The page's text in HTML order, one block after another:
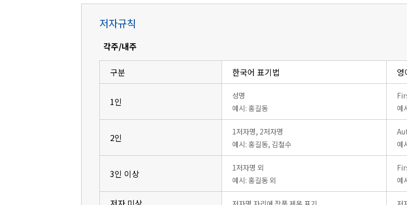
저자규칙
각주/내주
구분 한국어 표기법 영
1인
성명
예시: 홍길동
예
2인
1저자명, 2저자명
예시: 홍길동, 김철수
예
3인 이상
1저자명 외
예시: 홍길동 외
예